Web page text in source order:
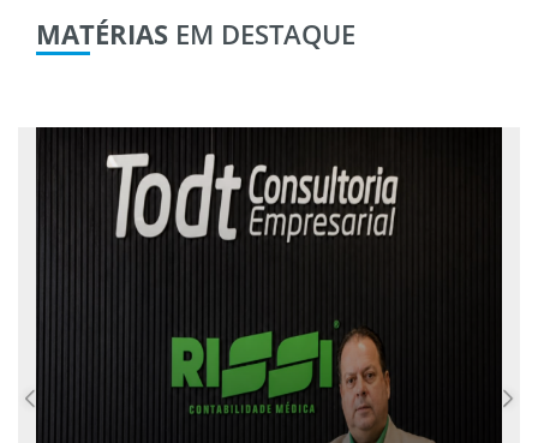
MATÉRIAS EM DESTAQUE